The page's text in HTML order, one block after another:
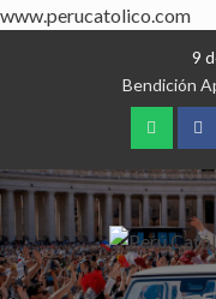
www.perucatolico.com
9
Bendición